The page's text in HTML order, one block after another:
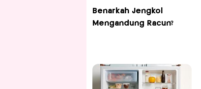
Benarkah Jengkol
Mengandung Racun?